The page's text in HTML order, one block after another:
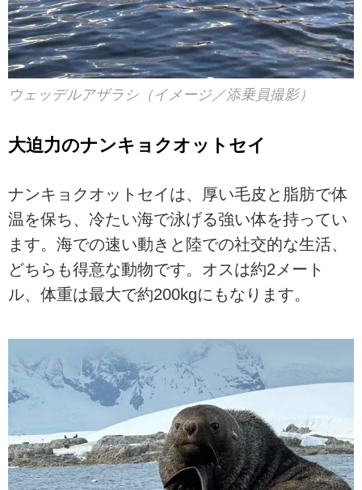
ウェッデルアザラシ（イメージ／添乗員撮影）
大迫力のナンキョクオットセイ
ナンキョクオットセイは、厚い毛皮と脂肪で体
温を保ち、冷たい海で泳げる強い体を持ってい
ます。海での速い動きと陸での社交的な生活、
どちらも得意な動物です。オスは約2メート
ル、体重は最大で約200kgにもなります。